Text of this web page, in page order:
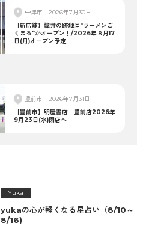
中津市
2026年7月30日
【新店舗】韓丼の跡地に"ラーメンご
くまる"がオープン！/2026年８月17
日(月)オープン予定
豊前市
2026年7月31日
【豊前市】明屋書店 豊前店2026年
9月23日(水)閉店へ
Yuka
yukaの心が軽くなる星占い（8/10～
8/16)